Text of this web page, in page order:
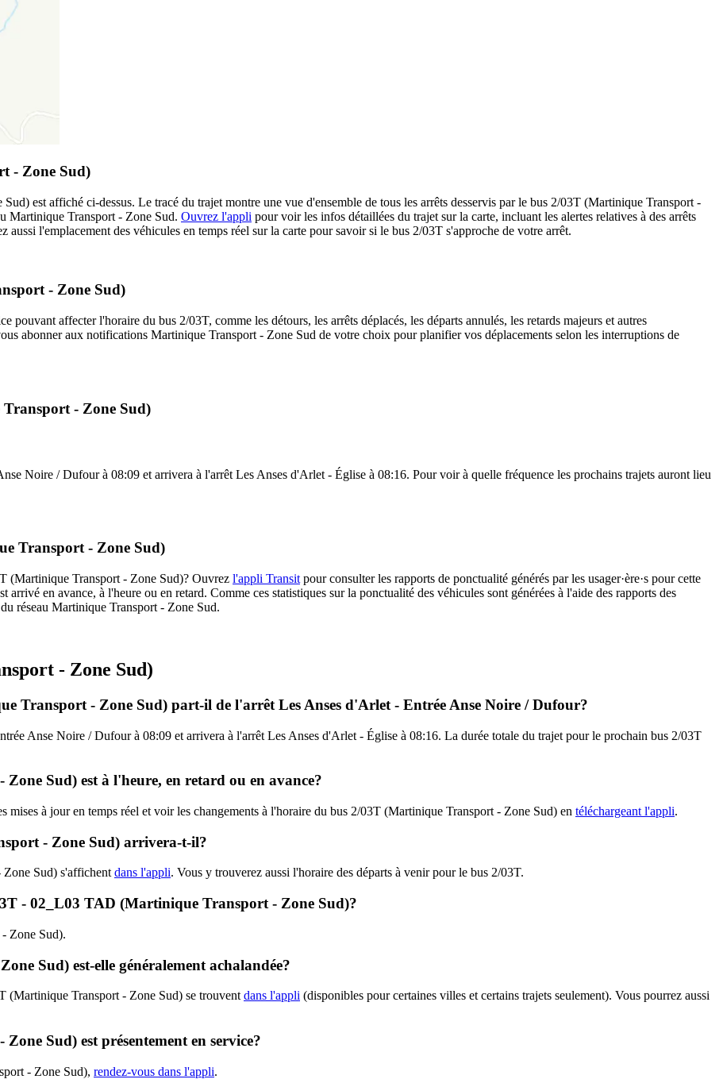
- Zone Sud)
est affiché ci-dessus. Le tracé du trajet montre une vue d'ensemble de tous les arrêts desservis par le bus 2/03T (Martinique Transport -
Martinique Transport - Zone Sud. Ouvrez l'appli pour voir les infos détaillées du trajet sur la carte, incluant les alertes relatives à des arrêts
aussi l'emplacement des véhicules en temps réel sur la carte pour savoir si le bus 2/03T s'approche de votre arrêt.
- Zone Sud)
pouvant affecter l'horaire du bus 2/03T, comme les détours, les arrêts déplacés, les départs annulés, les retards majeurs et autres
abonner aux notifications Martinique Transport - Zone Sud de votre choix pour planifier vos déplacements selon les interruptions de
- Zone Sud)
Noire / Dufour à 08:09 et arrivera à l'arrêt Les Anses d'Arlet - Église à 08:16. Pour voir à quelle fréquence les prochains trajets auront lieu
Transport - Zone Sud)
(Martinique Transport - Zone Sud)? Ouvrez l'appli Transit pour consulter les rapports de ponctualité générés par les usager·ère·s pour cette
en avance, à l'heure ou en retard. Comme ces statistiques sur la ponctualité des véhicules sont générées à l'aide des rapports des
réseau Martinique Transport - Zone Sud.
- Zone Sud)
Transport - Zone Sud) part-il de l'arrêt Les Anses d'Arlet - Entrée Anse Noire / Dufour?
Anse Noire / Dufour à 08:09 et arrivera à l'arrêt Les Anses d'Arlet - Église à 08:16. La durée totale du trajet pour le prochain bus 2/03T
Sud) est à l'heure, en retard ou en avance?
à jour en temps réel et voir les changements à l'horaire du bus 2/03T (Martinique Transport - Zone Sud) en téléchargeant l'appli.
- Zone Sud) arrivera-t-il?
Zone Sud) s'affichent dans l'appli. Vous y trouverez aussi l'horaire des départs à venir pour le bus 2/03T.
- 02_L03 TAD (Martinique Transport - Zone Sud)?
Zone Sud).
Sud) est-elle généralement achalandée?
(Martinique Transport - Zone Sud) se trouvent dans l'appli (disponibles pour certaines villes et certains trajets seulement). Vous pourrez aussi
Sud) est présentement en service?
- Zone Sud), rendez-vous dans l'appli.